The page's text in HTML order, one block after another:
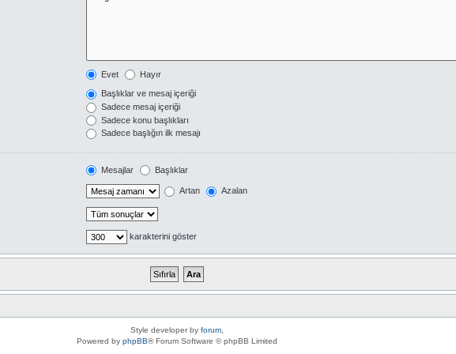
Evet Hayır
Başlıklar ve mesaj içeriği
Sadece mesaj içeriği
Sadece konu başlıkları
Sadece başlığın ilk mesajı
Mesajlar Başlıklar
Artan Azalan
karakterini göster
Style developer by forum,
Powered by phpBB® Forum Software © phpBB Limited